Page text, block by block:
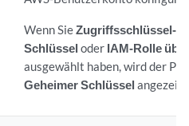
Wenn SieZugriffsschlüssel-
Schlüssel oder IAM-Rolle
ausgewählt haben, wird der
Geheimer Schlüssel